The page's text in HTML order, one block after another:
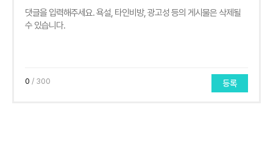
0 / 300 등록